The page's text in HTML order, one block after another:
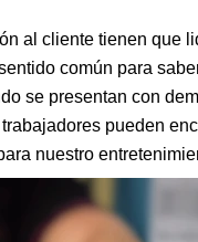
al cliente tienen que
común para
se presentan con
pueden
nuestro